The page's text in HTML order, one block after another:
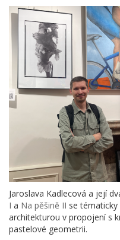
Jaroslava Kadlecová a její
I a Na pěšině II se tématicky
architekturou v propojení s
pastelové geometrii.